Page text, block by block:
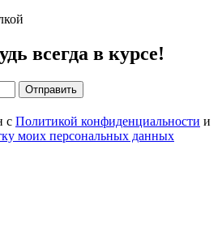
всегда в курсе!
Отправить
с Политикой конфиденциальности и
моих персональных данных